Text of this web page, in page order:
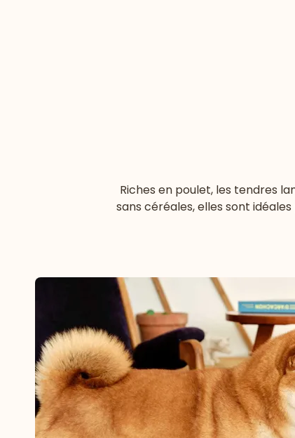
Riches en poulet, les tendres
sans céréales, elles sont